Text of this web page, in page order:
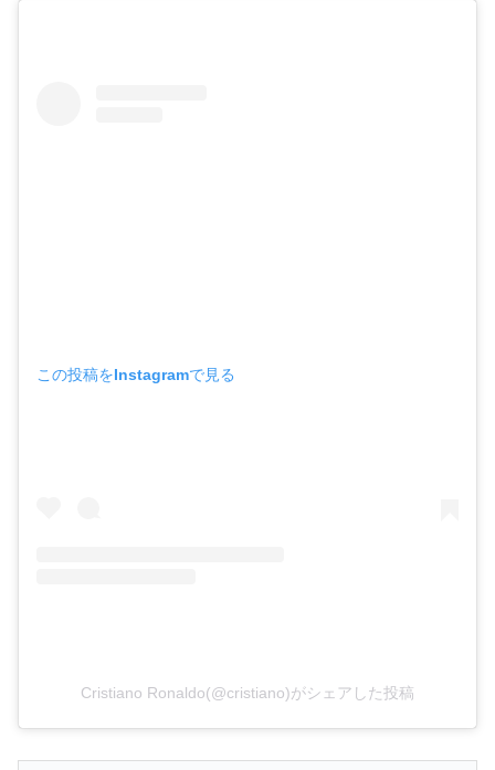
この投稿をInstagramで見る
Cristiano Ronaldo(@cristiano)がシェアした投稿